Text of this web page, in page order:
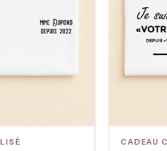
CADEAU